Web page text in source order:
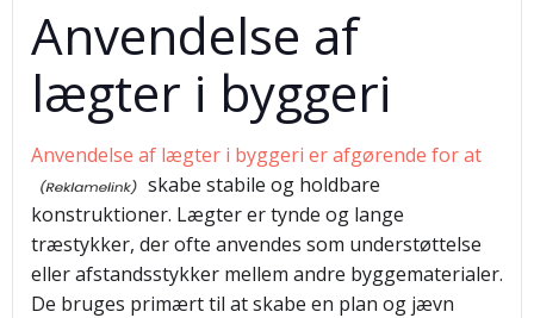
Anvendelse af
lægter i byggeri
Anvendelse af lægter i byggeri er afgørende for at
skabe stabile og holdbare
konstruktioner. Lægter er tynde og lange
træstykker, der ofte anvendes som understøttelse
eller afstandsstykker mellem andre byggematerialer.
De bruges primært til at skabe en plan og jævn